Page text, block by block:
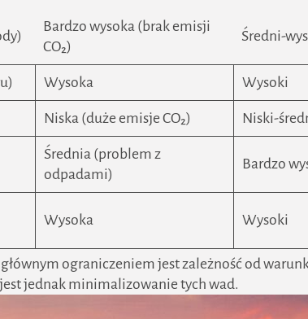
Bardzo wysoka (brak emisji
CO₂)
Średni-
Wysoka Wysoki
Niska (duże emisje CO₂) Niski-
Średnia (problem z
odpadami)
Bardzo
Wysoka Wysoki
ograniczeniem jest zależność od
jednak minimalizowanie tych wad.